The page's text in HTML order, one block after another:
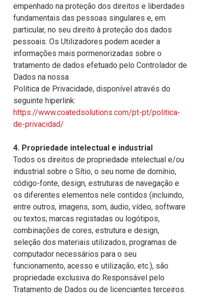
empenhado na proteção dos direitos e liberdades
fundamentais das pessoas singulares e, em
particular, no seu direito à proteção dos dados
pessoais. Os Utilizadores podem aceder a
informações mais pormenorizadas sobre o
tratamento de dados efetuado pelo Controlador de
Dados na nossa
Política de Privacidade, disponível através do
seguinte hiperlink:
https://www.coatedsolutions.com/pt-pt/politica-
de-privacidad/
4. Propriedade intelectual e industrial
Todos os direitos de propriedade intelectual e/ou
industrial sobre o Sítio, o seu nome de domínio,
código-fonte, design, estruturas de navegação e
os diferentes elementos nele contidos (incluindo,
entre outros, imagens, som, áudio, vídeo, software
ou textos; marcas registadas ou logótipos,
combinações de cores, estrutura e design,
seleção dos materiais utilizados, programas de
computador necessários para o seu
funcionamento, acesso e utilização, etc.), são
propriedade exclusiva do Responsável pelo
Tratamento de Dados ou de licenciantes terceiros.